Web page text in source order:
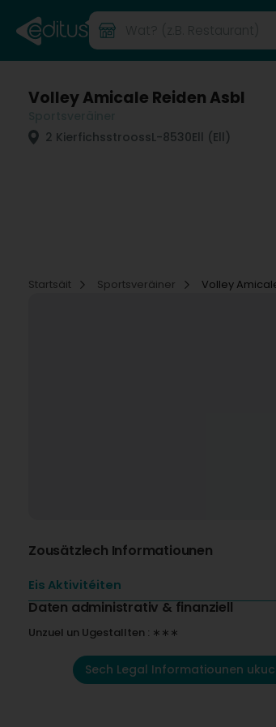
Volley Amicale Reiden Asbl
2 KierfichsstroossL-8530Ell (Ell)
Startsäit
Sportsveräiner Volley
Zousätzlech Informatiounen
Eis Aktivitéiten
Daten administrativ & finanziell
Unzuel un Ugestallten : ∗∗∗
Sech Legal Informatiounen